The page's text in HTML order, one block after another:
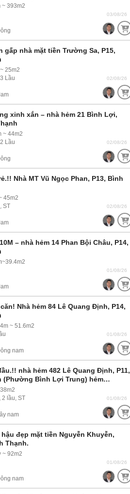
~ 393m2
03/08/26
gấp nhà mặt tiền Trường Sa, P15,
25m2
Lầu
02/08/26
xinh xắn – nhà hẻm 21 Bình Lợi,
~ 44m2
Lầu
02/08/26
Nhà MT Vũ Ngọc Phan, P13, Bình
45m2
ST
02/08/26
– nhà hẻm 14 Phan Bội Châu, P14,
01/08/26
Nhà hẻm 84 Lê Quang Định, P14,
~ 51.6m2
nam
01/08/26
nhà hẻm 482 Lê Quang Định, P11,
(Phường Bình Lợi Trung) hẻm…
2 lầu, ST
nam
01/08/26
đẹp mặt tiền Nguyễn Khuyễn,
Thạnh.
~ 92m2
nam
01/08/26